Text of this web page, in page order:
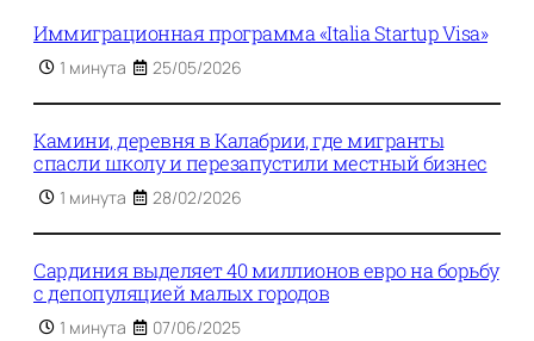
Иммиграционная программа «Italia Startup Visa»
1 минута 25/05/2026
Камини, деревня в Калабрии, где мигранты
спасли школу и перезапустили местный бизнес
1 минута 28/02/2026
Сардиния выделяет 40 миллионов евро на борьбу
с депопуляцией малых городов
1 минута 07/06/2025